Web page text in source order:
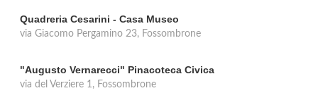
Quadreria Cesarini - Casa Museo
via Giacomo Pergamino 23, Fossombrone
"Augusto Vernarecci" Pinacoteca Civica
via del Verziere 1, Fossombrone